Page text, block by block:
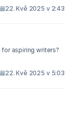
22. Kvě 2025 v 2:43
aspiring writers?
22. Kvě 2025 v 5:03